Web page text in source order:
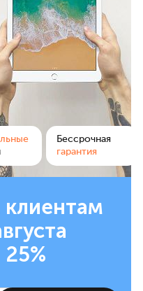
Бессрочная
гарантия